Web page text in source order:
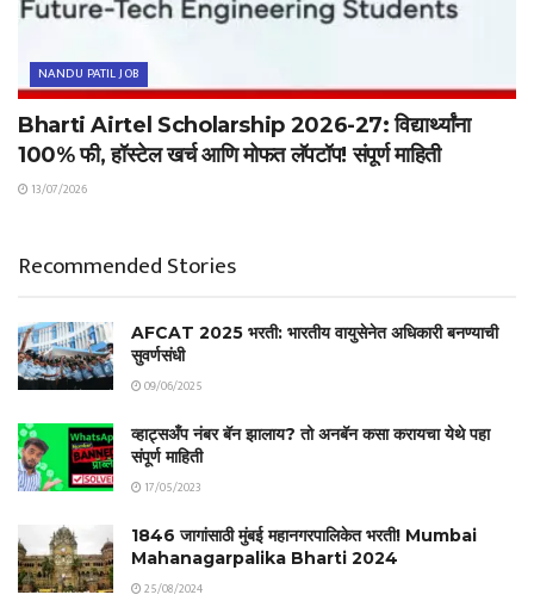
NANDU PATIL JOB
Bharti Airtel Scholarship 2026-27: विद्यार्थ्यांना
100% फी, हॉस्टेल खर्च आणि मोफत लॅपटॉप! संपूर्ण माहिती
13/07/2026
Recommended Stories
AFCAT 2025 भरती: भारतीय वायुसेनेत अधिकारी बनण्याची
सुवर्णसंधी
09/06/2025
व्हाट्सअँप नंबर बॅन झालाय? तो अनबॅन कसा करायचा येथे पहा
संपूर्ण माहिती
17/05/2023
1846 जागांसाठी मुंबई महानगरपालिकेत भरती! Mumbai
Mahanagarpalika Bharti 2024
25/08/2024